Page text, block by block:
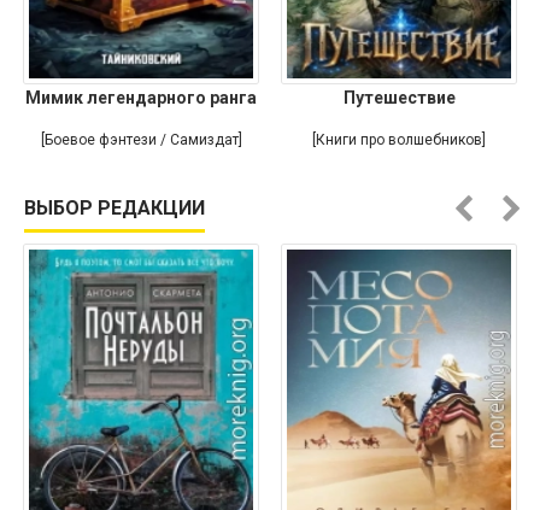
Мимик легендарного ранга
[Боевое фэнтези / Самиздат]
Путешествие
[Книги про волшебников]
ВЫБОР РЕДАКЦИИ